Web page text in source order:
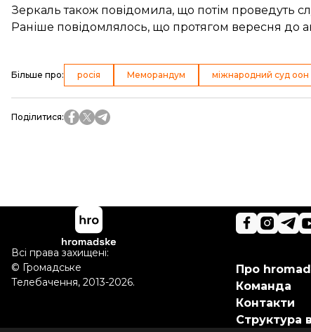
Зеркаль також повідомила, що потім проведуть
Раніше повідомлялось, що протягом вересня до
Більше про: росія Меморандум міжнародний суд оон
Поділитися:
Про
Команда
Контакти
Структура
Всі права захищені:
© Громадське
Телебачення, 2013-2026.